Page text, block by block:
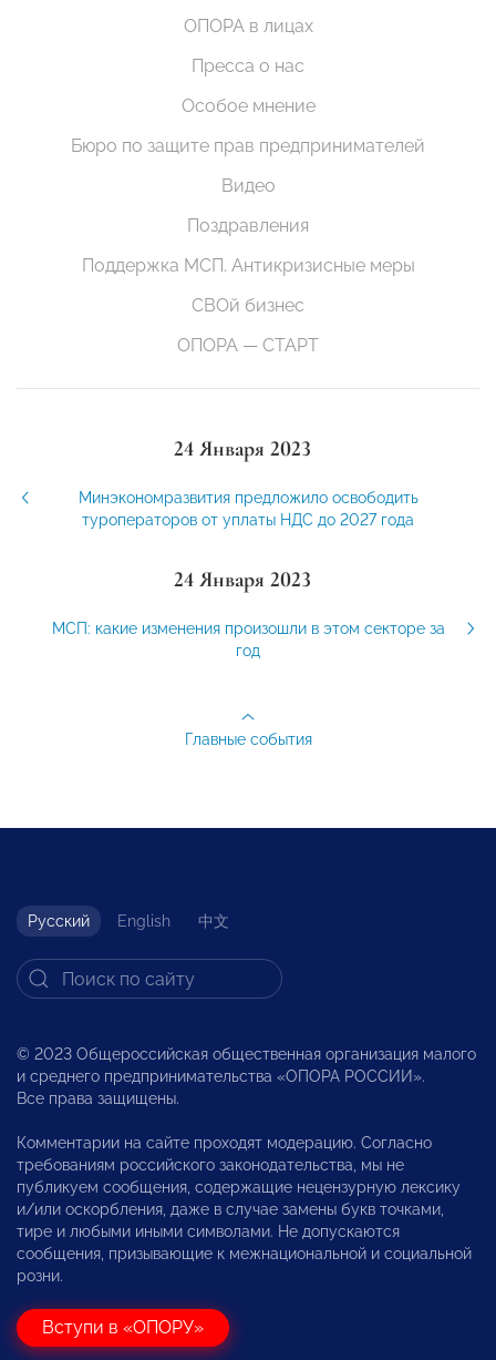
ОПОРА в лицах
Пресса о нас
Особое мнение
Бюро по защите прав предпринимателей
Видео
Поздравления
Поддержка МСП. Антикризисные меры
СВОй бизнес
ОПОРА — СТАРТ
24 Января 2023
Минэкономразвития предложило освободить
туроператоров от уплаты НДС до 2027 года
24 Января 2023
МСП: какие изменения произошли в этом секторе за
год
Главные события
Русский English 中文
© 2023 Общероссийская общественная организация малого
и среднего предпринимательства «ОПОРА РОССИИ».
Все права защищены.
Комментарии на сайте проходят модерацию. Согласно
требованиям российского законодательства, мы не
публикуем сообщения, содержащие нецензурную лексику
и/или оскорбления, даже в случае замены букв точками,
тире и любыми иными символами. Не допускаются
сообщения, призывающие к межнациональной и социальной
розни.
Вступи в «ОПОРУ»